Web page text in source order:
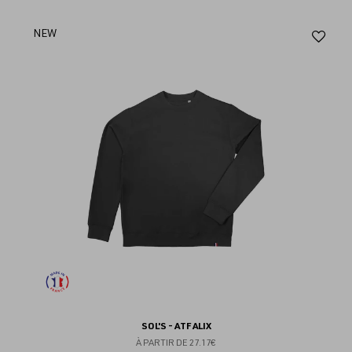
NEW
SOL'S - ATF ALIX
À PARTIR DE 27.17€